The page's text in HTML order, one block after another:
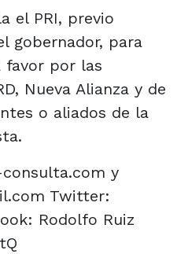
el PRI, previo
gobernador, para
favor por las
Nueva Alianza y de
o aliados de la
y
Twitter:
Rodolfo Ruiz